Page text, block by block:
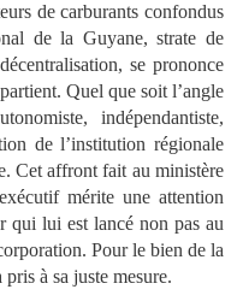
de carburants confondus
de la Guyane, strate de
se prononce
Quel que soit l’angle
indépendantiste,
de l’institution régionale
Cet affront fait au ministère
mérite une attention
qui lui est lancé non pas au
Pour le bien de la
à sa juste mesure.